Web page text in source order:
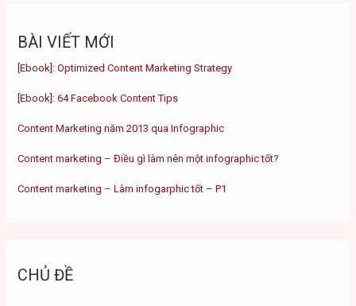
BÀI VIẾT MỚI
[Ebook]: Optimized Content Marketing Strategy
[Ebook]: 64 Facebook Content Tips
Content Marketing năm 2013 qua Infographic
Content marketing – Điều gì làm nên một infographic tốt?
Content marketing – Làm infogarphic tốt – P1
CHỦ ĐỀ